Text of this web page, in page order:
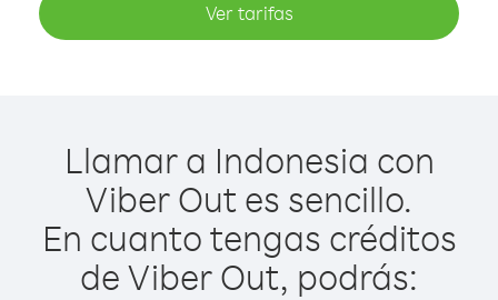
Ver tarifas
Llamar a Indonesia con
Viber Out es sencillo.
En cuanto tengas créditos
de Viber Out, podrás: